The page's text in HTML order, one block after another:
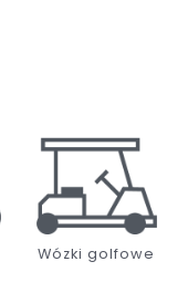
Wózki golfowe